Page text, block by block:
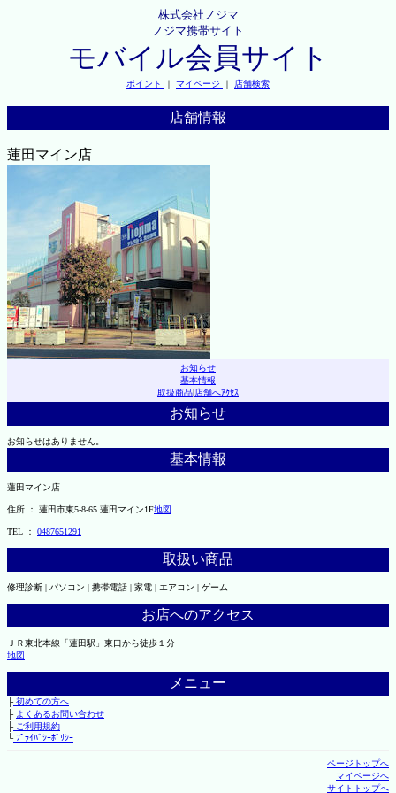
株式会社ノジマ
ノジマ携帯サイト
モバイル会員サイト
ポイント ｜ マイページ ｜ 店舗検索
店舗情報
蓮田マイン店
お知らせ
基本情報
取扱商品|店舗へｱｸｾｽ
お知らせ
お知らせはありません。
基本情報
蓮田マイン店
住所 ： 蓮田市東5-8-65 蓮田マイン1F地図
TEL ： 0487651291
取扱い商品
修理診断 | パソコン | 携帯電話 | 家電 | エアコン | ゲーム
お店へのアクセス
ＪＲ東北本線「蓮田駅」東口から徒歩１分
地図
メニュー
├初めての方へ
├ よくあるお問い合わせ
├ご利用規約
└ﾌﾟﾗｲﾊﾞｼｰﾎﾟﾘｼｰ
ページトップへ
マイページへ
サイトトップへ